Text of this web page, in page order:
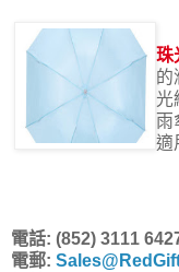
珠
的
光
雨
適
電話: (852) 3111
電郵: